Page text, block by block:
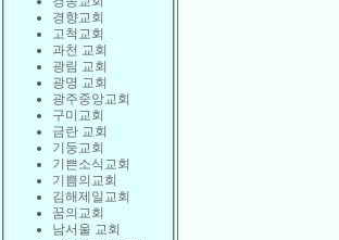
경향교회
고척교회
과천 교회
광림 교회
광명 교회
광주중앙교회
구미교회
금란 교회
기둥교회
기쁜소식교회
기쁨의교회
김해제일교회
꿈의교회
남서울 교회